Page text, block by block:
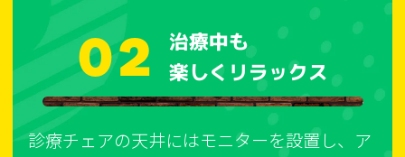
02
治療中も
楽しくリラックス
診療チェアの天井にはモニターを設置し、ア